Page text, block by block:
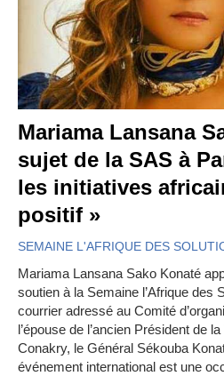
Mariama Lansana
sujet de la SAS à
les initiatives
positif »
SEMAINE L'AFRIQUE DES
Mariama Lansana Sako Konaté
soutien à la Semaine l’Afrique des
courrier adressé au Comité
l’épouse de l’ancien Président de
Conakry, le Général Sékouba
événement international est une